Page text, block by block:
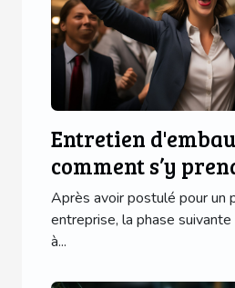
Entretien
comment s’y
réussir
Après avoir postulé pour un
entreprise, la phase
à...